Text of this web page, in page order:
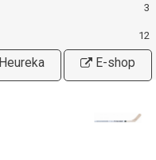
3
12
Heureka E-shop